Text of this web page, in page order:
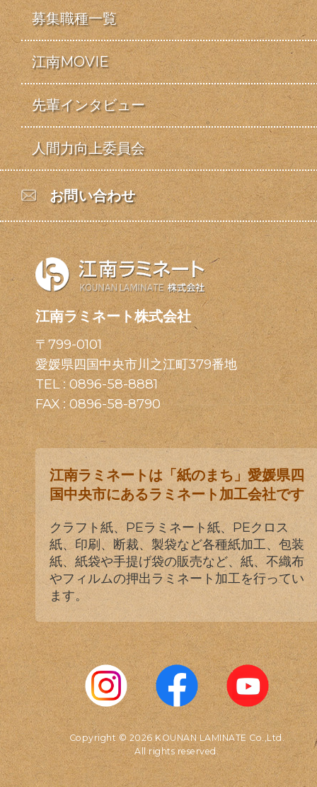
募集職種一覧
江南MOVIE
先輩インタビュー
人間力向上委員会
お問い合わせ
江南ラミネート株式会社
〒799-0101
愛媛県四国中央市川之江町379番地
TEL :0896-58-8881
FAX : 0896-58-8790
江南ラミネートは「紙のまち」愛媛県四
国中央市にあるラミネート加工会社です
クラフト紙、PEラミネート紙、PEクロス
紙、印刷、断裁、製袋など各種紙加工、包装
紙、紙袋や手提げ袋の販売など、紙、不織布
やフィルムの押出ラミネート加工を行ってい
ます。
Copyright © 2026 KOUNAN LAMINATE Co.,Ltd.
All rights reserved.